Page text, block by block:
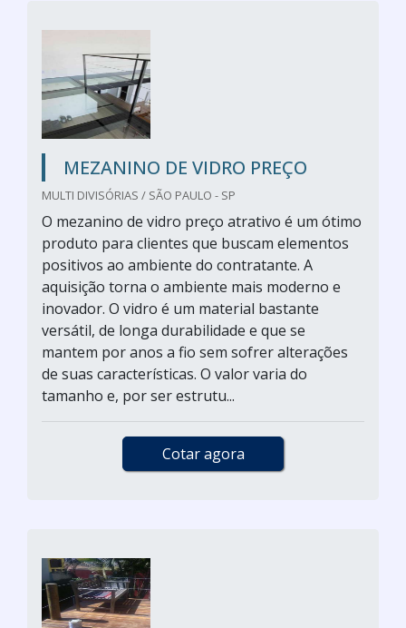
MEZANINO DE VIDRO PREÇO
MULTI DIVISÓRIAS / SÃO PAULO - SP
O mezanino de vidro preço atrativo é um ótimo
produto para clientes que buscam elementos
positivos ao ambiente do contratante. A
aquisição torna o ambiente mais moderno e
inovador. O vidro é um material bastante
versátil, de longa durabilidade e que se
mantem por anos a fio sem sofrer alterações
de suas características. O valor varia do
tamanho e, por ser estrutu...
Cotar agora